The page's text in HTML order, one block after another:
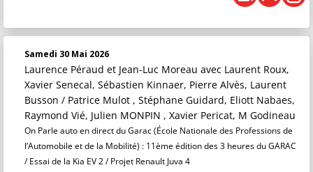
Samedi 30 Mai 2026
Laurence Péraud et Jean-Luc Moreau avec Laurent Roux,
Xavier Senecal, Sébastien Kinnaer, Pierre Alvès, Laurent
Busson / Patrice Mulot , Stéphane Guidard, Eliott Nabaes,
Raymond Vié, Julien MONPIN , Xavier Pericat, M Godineau
On Parle auto en direct du Garac (École Nationale des Professions de
l’Automobile et de la Mobilité) : 11ème édition des 3 heures du GARAC
/ Essai de la Kia EV 2 / Projet Renault Juva 4